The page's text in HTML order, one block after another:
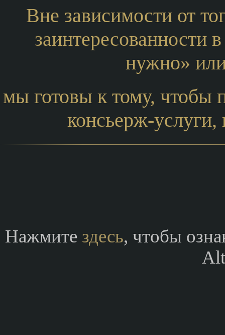
Вне зависимости от
заинтересованности
нужно»
мы готовы к тому, чтобы
консьерж-услуги,
Нажмите здесь, чтобы